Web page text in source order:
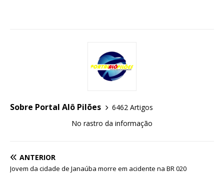
Sobre Portal Alô Pilões
6462 Artigos
No rastro da informação
ANTERIOR
Jovem da cidade de Janaúba morre em acidente na BR 020